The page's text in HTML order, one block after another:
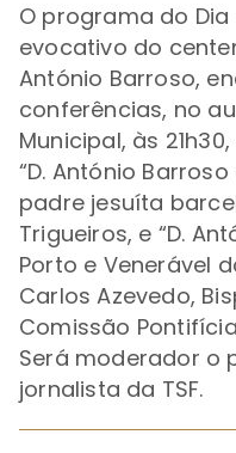
O programa do
evocativo do
António Barroso,
conferências, no
Municipal, às
“D. António
padre jesuíta
Trigueiros, e “D.
Porto e Venerável
Carlos Azevedo,
Comissão
Será moderador o
jornalista da TSF.